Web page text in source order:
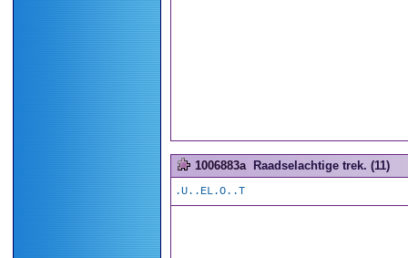
1006883a Raadselachtige trek. (11)
.U..EL.O..T